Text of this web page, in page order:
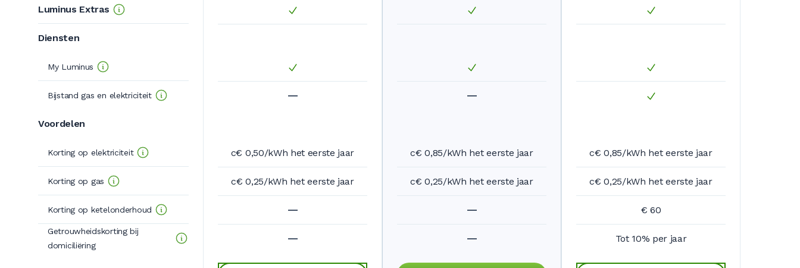
Luminus Extras
Diensten
My Luminus
Bijstand gas en elektriciteit
Voordelen
Korting op elektriciteit
Korting op gas
Korting op ketelonderhoud
Getrouwheidskorting bij
domiciliëring
c€ 0,50/kWh het eerste jaar
c€ 0,25/kWh het eerste jaar
c€ 0,85/kWh het eerste jaar
c€ 0,25/kWh het eerste jaar
c€ 0,85/kWh het eerste jaar
c€ 0,25/kWh het eerste jaar
€ 60
Tot 10% per jaar